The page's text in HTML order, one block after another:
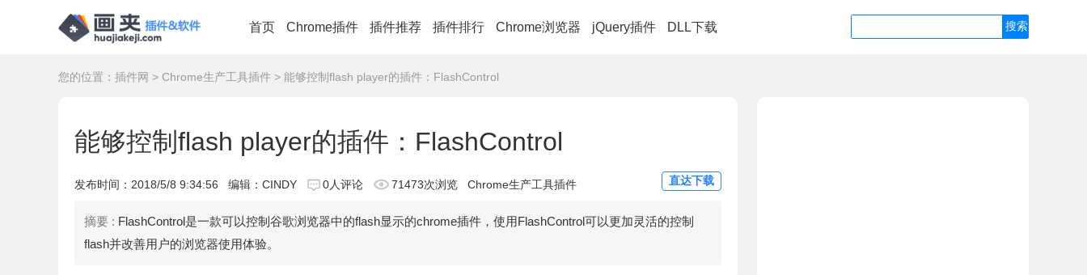
首页 Chrome插件 插件推荐 插件排行 Chrome浏览器 jQuery插件 DLL下载
您的位置： 插件网 > Chrome生产工具插件 > 能够控制flash player的插件：FlashControl
能够控制flash player的插件：FlashControl
发布时间： 2018/5/8 9:34:56 编辑：CINDY 0人评论 71473次浏览 Chrome生产工具插件 直达下载
摘要 : FlashControl是一款可以控制谷歌浏览器中的flash显示的chrome插件，使用FlashControl可以更加灵活的控制
flash并改善用户的浏览器使用体验。